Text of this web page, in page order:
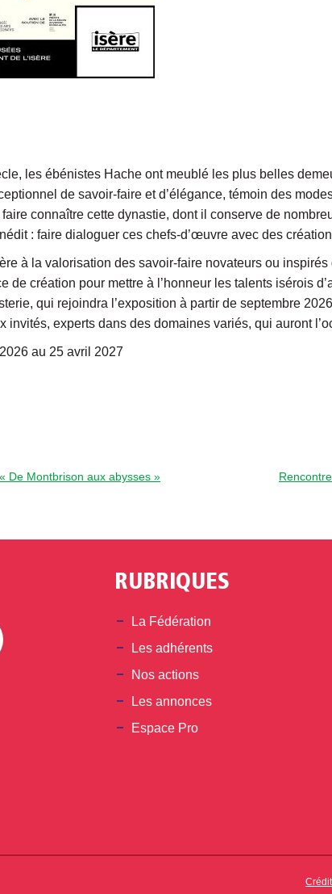
les ébénistes Hache ont meublé les plus belles
de savoir-faire et d’élégance, témoin des
connaître cette dynastie, dont il conserve de
: faire dialoguer ces chefs-d’œuvre avec des
à la valorisation des savoir-faire novateurs ou
de création pour mettre à l’honneur les talents isérois
qui rejoindra l’exposition à partir de septembre
invités, experts dans des domaines variés, qui auront
au 25 avril 2027
De Montbrison aux abysses »
RUBRIQUES
La Fédération
Les adhérents
Nos actions
Les annonces
Espace Pro